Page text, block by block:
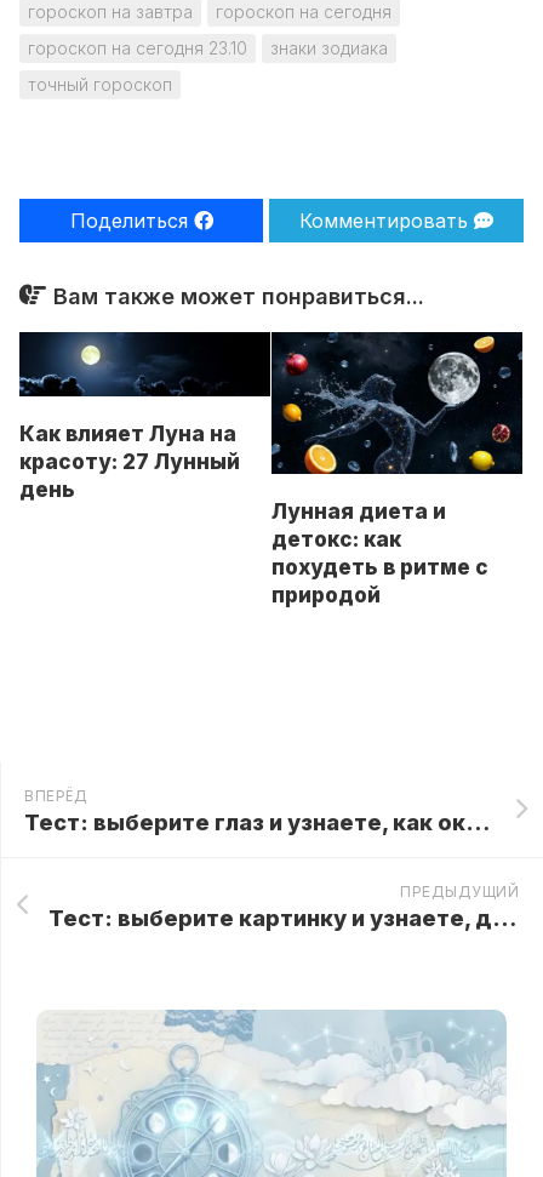
гороскоп на завтра
гороскоп на сегодня
гороскоп на сегодня 23.10
знаки зодиака
точный гороскоп
Поделиться Комментировать
Вам также может понравиться...
Как влияет Луна на
красоту: 27 Лунный
день
Лунная диета и
детокс: как
похудеть в ритме с
природой
ВПЕРЁД
Тест: выберите глаз и узнаете, как окружающие относятся к вам
ПРЕДЫДУЩИЙ
Тест: выберите картинку и узнаете, доволен ли вами ваш ангел-хранитель